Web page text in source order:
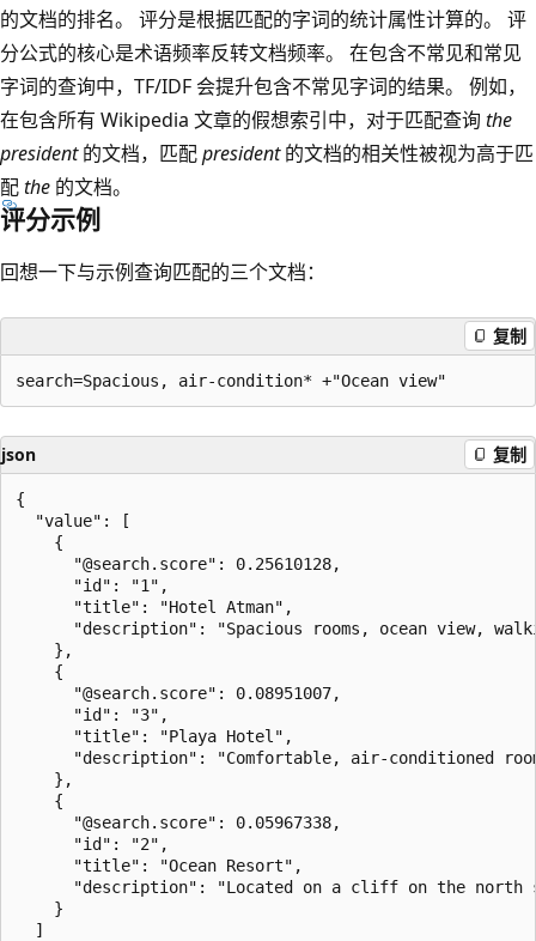
的文档的排名。 评分是根据匹配的字词的统计属性计算的。 评
分公式的核心是术语频率反转文档频率。 在包含不常见和常见
字词的查询中，TF/IDF 会提升包含不常见字词的结果。 例如，
在包含所有 Wikipedia 文章的假想索引中，对于匹配查询 the
president的文档，匹配president的文档的相关性被视为高于匹
配the 的文档。
评分示例
回想一下与示例查询匹配的三个文档：
复制
json 复制
{
  "value": [
    {
      "@search.score": 0.25610128,
      "id": "1",
      "title": "Hotel Atman",
"description": "Spacious rooms, ocean view,
    },
    {
      "@search.score": 0.08951007,
      "id": "3",
      "title": "Playa Hotel",
"description": "Comfortable, air-conditioned
    },
    {
      "@search.score": 0.05967338,
      "id": "2",
      "title": "Ocean Resort",
"description": "Located on a cliff on the north
    }
  ]